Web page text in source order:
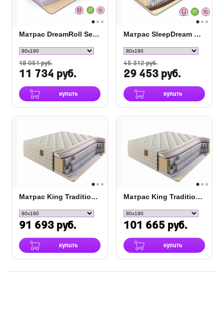
Матрас DreamRoll Season
18 051 руб.
11 734 руб.
купить
Матрас SleepDream Medium S-1000
45 312 руб.
29 453 руб.
купить
Матрас King Traditions Coal DS
91 693 руб.
купить
Матрас King Traditions High
101 665 руб.
купить